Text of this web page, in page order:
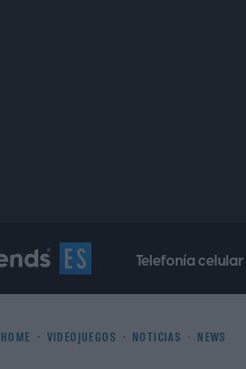
Telefonía celular
HOME VIDEOJUEGOS NOTICIAS NEWS